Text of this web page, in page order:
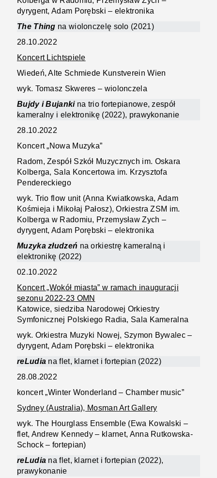
dyrygent, Adam Porębski – elektronika
The Thing na wiolonczelę solo (2021)
28.10.2022
Koncert Lichtspiele
Wiedeń, Alte Schmiede Kunstverein Wien
wyk. Tomasz Skweres – wiolonczela
Bujdy i Bujanki na trio fortepianowe, zespół
kameralny i elektronikę (2022), prawykonanie
28.10.2022
Koncert „Nowa Muzyka”
Radom, Zespół Szkół Muzycznych im. Oskara
Kolberga, Sala Koncertowa im. Krzysztofa
Pendereckiego
wyk. Trio flow unit (Anna Kwiatkowska, Adam
Kośmieja i Mikołaj Pałosz), Orkiestra ZSM im.
Kolberga w Radomiu, Przemysław Zych –
dyrygent, Adam Porębski – elektronika
Muzyka złudzeń na orkiestrę kameralną i
elektronikę (2022)
02.10.2022
Koncert „Wokół miasta” w ramach inauguracji
sezonu 2022-23 OMN
Katowice, siedziba Narodowej Orkiestry
Symfonicznej Polskiego Radia, Sala Kameralna
wyk. Orkiestra Muzyki Nowej, Szymon Bywalec –
dyrygent, Adam Porębski – elektronika
reLudia na flet, klarnet i fortepian (2022)
28.08.2022
koncert „Winter Wonderland – Chamber music”
Sydney (Australia), Mosman Art Gallery
wyk. The Hourglass Ensemble (Ewa Kowalski –
flet, Andrew Kennedy – klarnet, Anna Rutkowska-
Schock – fortepian)
reLudia na flet, klarnet i fortepian (2022),
prawykonanie